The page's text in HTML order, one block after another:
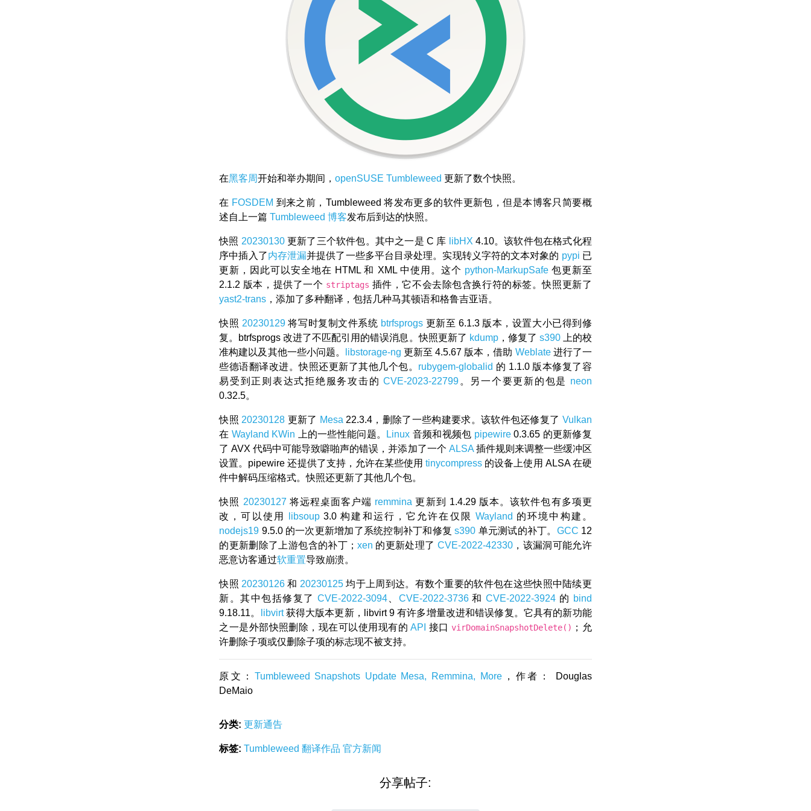
在黑客周开始和举办期间，openSUSE Tumbleweed 更新了数个快照。
在 FOSDEM 到来之前，Tumbleweed 将发布更多的软件更新包，但是本博客只简要概
述自上一篇Tumbleweed 博客发布后到达的快照。
快照 20230130更新了三个软件包。其中之一是 C 库 libHX 4.10。该软件包在格式化程
序中插入了内存泄漏并提供了一些多平台目录处理。实现转义字符的文本对象的 pypi 已
更新，因此可以安全地在 HTML 和 XML 中使用。这个 python-MarkupSafe包更新至
2.1.2 版本，提供了一个 striptags 插件，它不会去除包含换行符的标签。快照更新了
yast2-trans ，添加了多种翻译，包括几种马其顿语和格鲁吉亚语。
快照 20230129将写时复制文件系统 btrfsprogs更新至 6.1.3 版本，设置大小已得到修
复。btrfsprogs 改进了不匹配引用的错误消息。快照更新了 kdump，修复了 s390上的校
准构建以及其他一些小问题。
libstorage-ng 更新至 4.5.67 版本，借助 Weblate进行了一
些德语翻译改进。快照还更新了其他几个包。 rubygem-globalid 的 1.1.0 版本修复了容
易受到正则表达式拒绝服务攻击的 CVE-2023-22799。另一个要更新的包是 neon
0.32.5。
快照 20230128 更新了 Mesa 22.3.4，删除了一些构建要求。该软件包还修复了 Vulkan
在 Wayland KWin 上的一些性能问题。 Linux 音频和视频包 pipewire0.3.65 的更新修复
了 AVX 代码中可能导致噼啪声的错误，并添加了一个 ALSA插件规则来调整一些缓冲区
设置。pipewire 还提供了支持，允许在某些使用tinycompress 的设备上使用 ALSA 在硬
件中解码压缩格式。快照还更新了其他几个包。
快照 20230127 将远程桌面客户端 remmina 更新到 1.4.29 版本。该软件包有多项更
改，可以使用
libsoup 3.0 构建和运行，它允许在仅限 Wayland 的环境中构建。
nodejs19 9.5.0 的一次更新增加了系统控制补丁和修复s390 单元测试的补丁。 GCC 12
的更新删除了上游包含的补丁； xen 的更新处理了 CVE-2022-42330，该漏洞可能允许
恶意访客通过软重置导致崩溃。
快照 20230126 和 20230125 均于上周到达。有数个重要的软件包在这些快照中陆续更
新。其中包括修复了 CVE-2022-3094、 CVE-2022-3736和CVE-2022-3924 的 bind
9.18.11。
libvirt获得大版本更新，libvirt 9 有许多增量改进和错误修复。它具有的新功能
之一是外部快照删除，现在可以使用现有的API 接口virDomainSnapshotDelete() ；允
许删除子项或仅删除子项的标志现不被支持。
原文： Tumbleweed Snapshots Update Mesa, Remmina, More，作者： Douglas
DeMaio
分类: 更新通告
标签: Tumbleweed翻译作品官方新闻
分享帖子: